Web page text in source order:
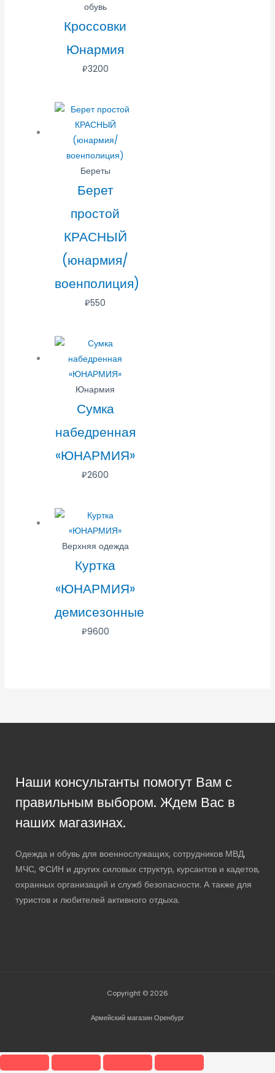
обувь
Кроссовки
Юнармия
₽3200
Береты
Берет
простой
КРАСНЫЙ
(юнармия/
военполиция)
₽550
Юнармия
Сумка
набедренная
«ЮНАРМИЯ»
₽2600
Верхняя одежда
Куртка
«ЮНАРМИЯ»
демисезонные
₽9600
Наши консультанты помогут Вам с
правильным выбором. Ждем Вас в
наших магазинах.
Одежда и обувь для военнослужащих, сотрудников МВД,
МЧС, ФСИН и других силовых структур, курсантов и кадетов,
охранных организаций и служб безопасности. А также для
туристов и любителей активного отдыха.
Copyright © 2026
Армейский магазин Оренбург